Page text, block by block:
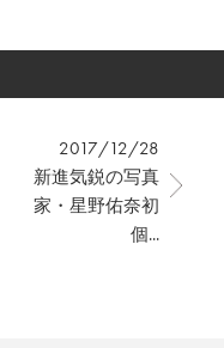
2017/12/28
新進気鋭の写真
家・星野佑奈初
個...